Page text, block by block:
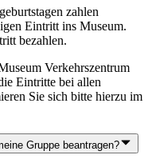
zahlen
Eintritt ins Museum.
bezahlen.
Verkehrszentrum
Eintritte bei allen
Sie sich bitte hierzu im
Gruppe beantragen?